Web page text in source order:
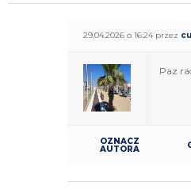
29.04.2026 o 16:24 przez
Paz
OZNACZ
AUTORA